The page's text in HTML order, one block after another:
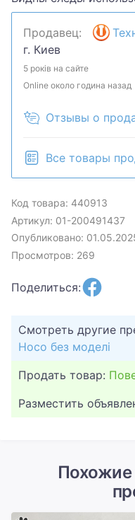
Продавец:
г. Киев
5 років на сайте
Online около година назад
Отзывы о
Все товары
Код товара: 440913
Артикул: 01-200491437
Опубликовано:
Просмотров: 269
Поделиться:
Смотреть другие
Hoco без моделі
Продать товар:
Разместить
Похожие